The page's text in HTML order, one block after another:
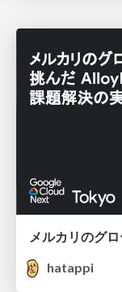
hatappi